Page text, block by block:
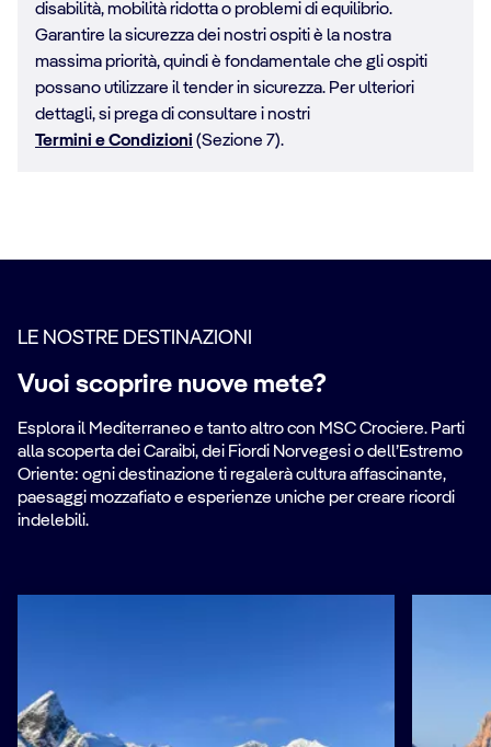
disabilità, mobilità ridotta o problemi di equilibrio.
Garantire la sicurezza dei nostri ospiti è la nostra
massima priorità, quindi è fondamentale che gli ospiti
possano utilizzare il tender in sicurezza. Per ulteriori
dettagli, si prega di consultare i nostri
Termini e Condizioni (Sezione 7).
LE NOSTRE DESTINAZIONI
Vuoi scoprire nuove mete?
Esplora il Mediterraneo e tanto altro con MSC Crociere. Parti
alla scoperta dei Caraibi, dei Fiordi Norvegesi o dell’Estremo
Oriente: ogni destinazione ti regalerà cultura affascinante,
paesaggi mozzafiato e esperienze uniche per creare ricordi
indelebili.